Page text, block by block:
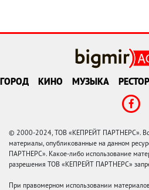
ГОРОД КИНО МУЗЫКА
© 2000-2024, ТОВ «КЕПРЕЙТ ПАРТНЕРС».
материалы, опубликованные на данном
ПАРТНЕРС». Какое-либо использование
разрешения ТОВ «КЕПРЕЙТ ПАРТНЕРС»
При правомерном использовании